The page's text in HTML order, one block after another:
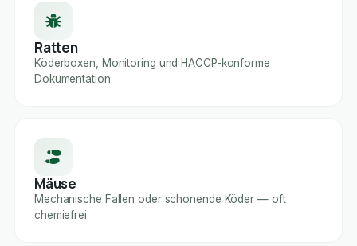
Ratten
Köderboxen, Monitoring und HACCP-konforme
Dokumentation.
Mäuse
Mechanische Fallen oder schonende Köder — oft
chemiefrei.